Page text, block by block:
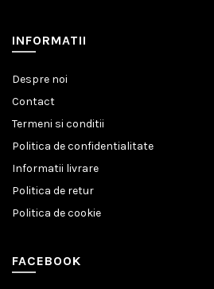
INFORMATII
Despre noi
Contact
Termeni si conditii
Politica de confidentialitate
Informatii livrare
Politica de retur
Politica de cookie
FACEBOOK